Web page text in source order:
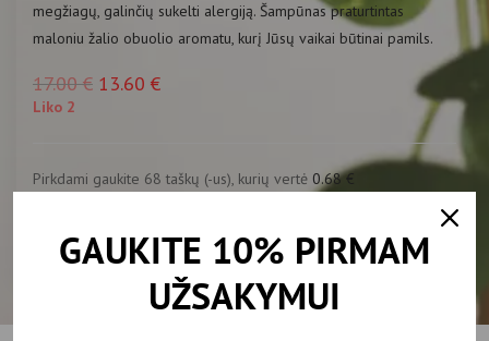
megžiagų, galinčių sukelti alergiją. Šampūnas praturtintas
maloniu žalio obuolio aromatu, kurį Jūsų vaikai būtinai pamils.
17.00€ 13.60 €
Liko 2
Pirkdami gaukite 68 taškų (-us), kurių vertė 0.68€
GAUKITE 10% PIRMAM
UŽSAKYMUI